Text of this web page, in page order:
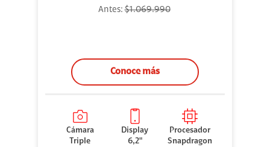
Antes:$1.069.990
Conoce más
Cámara
Triple
Display
6,2"
Procesador
Snapdragon